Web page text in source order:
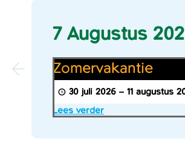
7 Augustus
Zomervakantie
Zomervakantie
30 juli 2026 –11 augustus
Lees verder